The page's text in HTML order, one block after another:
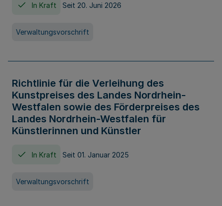
In Kraft Seit 20. Juni 2026
Verwaltungsvorschrift
Richtlinie für die Verleihung des
Kunstpreises des Landes Nordrhein-
Westfalen sowie des Förderpreises des
Landes Nordrhein-Westfalen für
Künstlerinnen und Künstler
In Kraft Seit 01. Januar 2025
Verwaltungsvorschrift